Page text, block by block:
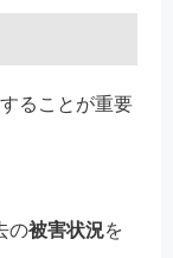
することが重要
の被害状況を